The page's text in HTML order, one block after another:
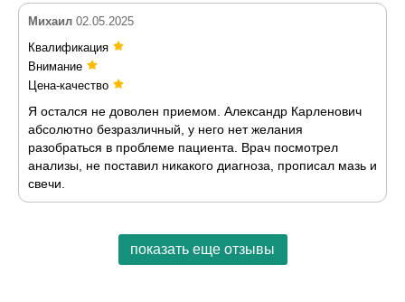
Михаил 02.05.2025
Квалификация
Внимание
Цена-качество
Я остался не доволен приемом. Александр Карленович
абсолютно безразличный, у него нет желания
разобраться в проблеме пациента. Врач посмотрел
анализы, не поставил никакого диагноза, прописал мазь и
свечи.
показать еще отзывы